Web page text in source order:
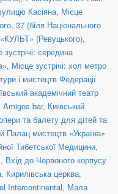
Касіяна, Місце
37 (біля Національного
(Ревуцького),
зустрічі: середина
, Місце зустрічі: хол метро
і мистецтв Федерації
академічний театр
Amigos bar, Київський
та балету для дітей та
Палац мистецтв «Україна»
Тибетської Медицини,
, Вхід до Червоного корпусу
, Кирилівська церква,
Intercontinental, Мала